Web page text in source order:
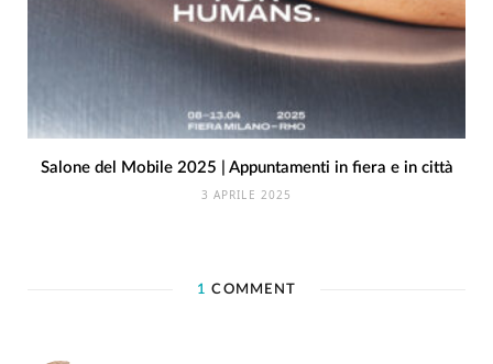
Salone del Mobile 2025 | Appuntamenti in fiera e in città
3 APRILE 2025
1 COMMENT